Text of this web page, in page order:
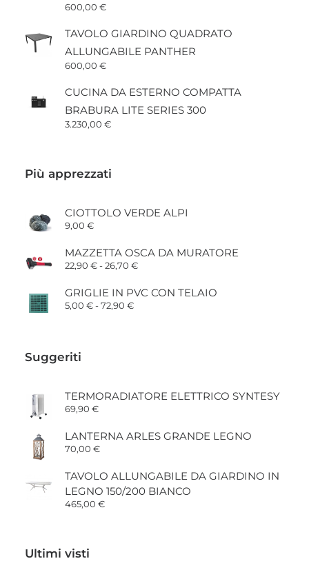
600,00 €
TAVOLO GIARDINO QUADRATO
ALLUNGABILE PANTHER
600,00 €
CUCINA DA ESTERNO COMPATTA
BRABURA LITE SERIES 300
3.230,00 €
Più apprezzati
CIOTTOLO VERDE ALPI
9,00 €
MAZZETTA OSCA DA MURATORE
22,90 €-26,70 €Fascia
da
GRIGLIE IN PVC CON TELAIO
5,00 €-72,90 €Fascia
Suggeriti
TERMORADIATORE ELETTRICO SYNTESY
69,90 €
LANTERNA ARLES GRANDE LEGNO
70,00 €
TAVOLO ALLUNGABILE DA GIARDINO IN
LEGNO 150/200 BIANCO
465,00 €
Ultimi visti